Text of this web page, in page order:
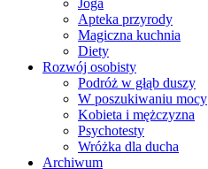
Joga
Apteka przyrody
Magiczna kuchnia
Diety
Rozwój osobisty
Podróż w głąb duszy
W poszukiwaniu mocy
Kobieta i mężczyzna
Psychotesty
Wróżka dla ducha
Archiwum